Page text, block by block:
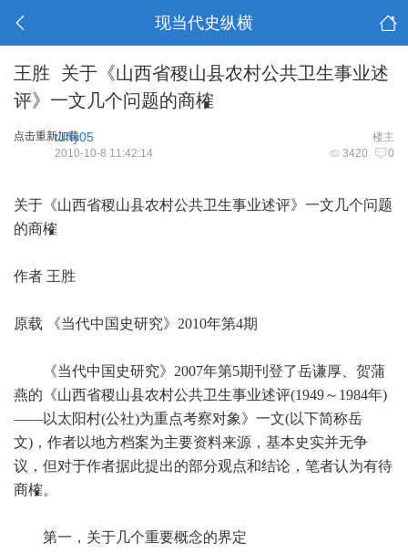
现当代史纵横
王胜 关于《山西省稷山县农村公共卫生事业述
评》一文几个问题的商榷
点击重新加载 楼主
tuffy05
3420 0
2010-10-8 11:42:14
关于《山西省稷山县农村公共卫生事业述评》一文几个问题
的商榷
作者 王胜
原载 《当代中国史研究》2010年第4期
《当代中国史研究》2007年第5期刊登了岳谦厚、贺蒲
燕的《山西省稷山县农村公共卫生事业述评(1949～1984年)
——以太阳村(公社)为重点考察对象》一文(以下简称岳
文)，作者以地方档案为主要资料来源，基本史实并无争
议，但对于作者据此提出的部分观点和结论，笔者认为有待
商榷。
第一，关于几个重要概念的界定